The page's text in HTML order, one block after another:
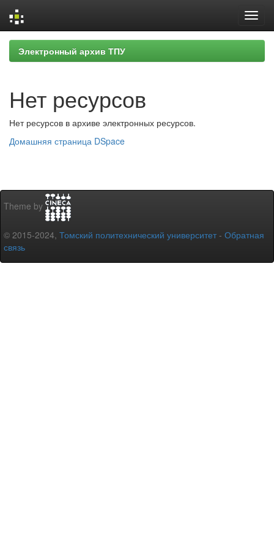
Skip
navigation
Электронный архив ТПУ
Нет ресурсов
Нет ресурсов в архиве электронных ресурсов.
Домашняя страница DSpace
Theme by
© 2015-2024, Томский политехнический университет - Обратная
связь